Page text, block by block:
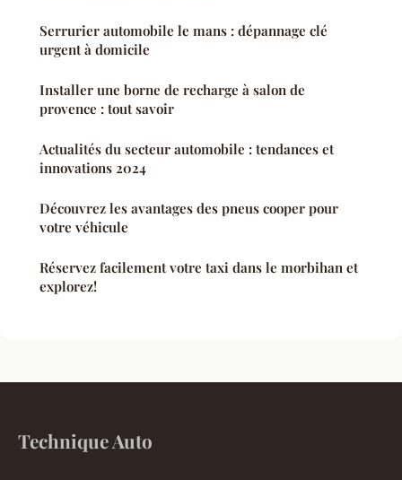
Serrurier automobile le mans : dépannage clé
urgent à domicile
Installer une borne de recharge à salon de
provence : tout savoir
Actualités du secteur automobile : tendances et
innovations 2024
Découvrez les avantages des pneus cooper pour
votre véhicule
Réservez facilement votre taxi dans le morbihan et
explorez!
Technique Auto